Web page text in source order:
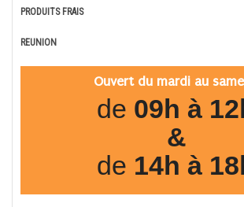
PRODUITS FRAIS
REUNION
Ouvert du mardi au
de 09h à
&
de 14h à